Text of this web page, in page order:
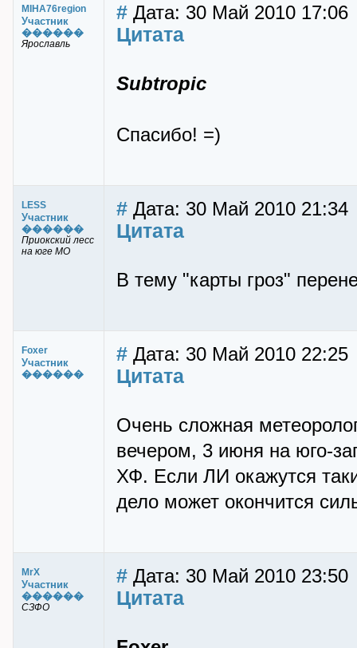
MIHA76region
Участник
������
Ярославль
# Дата: 30 Май 2010 17:06
Цитата
Subtropic
Спасибо! =)
LESS
Участник
������
Приокский лесс
на юге МО
# Дата: 30 Май 2010 21:34
Цитата
В тему "карты гроз"
Foxer
Участник
������
# Дата: 30 Май 2010 22:25
Цитата
Очень сложная
вечером, 3 июня на юго-
ХФ. Если ЛИ окажутся
дело может окончится
MrX
Участник
������
СЗФО
# Дата: 30 Май 2010 23:50
Цитата